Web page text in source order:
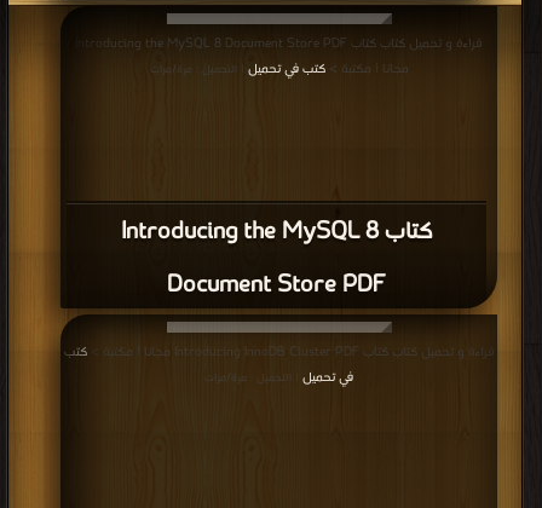
كتاب Introducing the MySQL 8
Document Store PDF
قراءة و تحميل كتاب كتاب Introducing the MySQL 8 Document Store PDF
مجانا | مكتبة >كتب في تحميل | التحميل : مرة/مرات
قراءة و تحميل كتاب كتاب Introducing InnoDB Cluster PDF مجانا | مكتبة >
كتب
في تحميل
| التحميل : مرة/مرات